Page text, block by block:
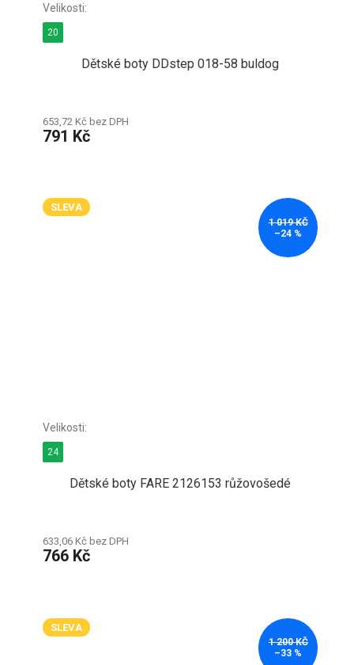
Dětské boty DDstep 018-58 buldog
653,72 Kč bez DPH
791 Kč
20
SLEVA
1 019 KČ
–24 %
Dětské boty FARE 2126153 růžovošedé
633,06 Kč bez DPH
766 Kč
24
SLEVA
1 200 KČ
–33 %